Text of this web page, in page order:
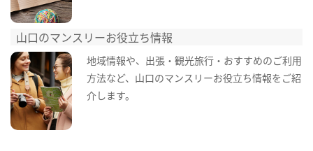
山口のマンスリーお役立ち情報
地域情報や、出張・観光旅行・おすすめのご利用
方法など、山口のマンスリーお役立ち情報をご紹
介します。